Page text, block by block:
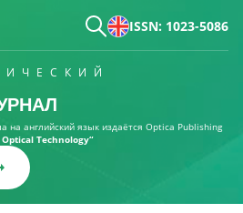
ISSN: 1023-5086
на английский язык издаётся Optica Publishing
Technology“